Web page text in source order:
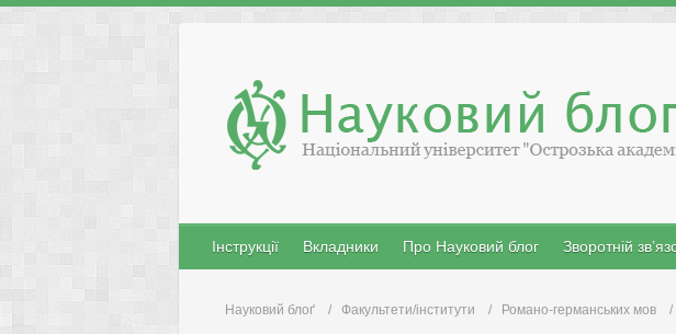
content
Інструкції Вкладники Про Науковий блог Зворотній
Науковий блоґ Факультети/інститути Романо-германських мов